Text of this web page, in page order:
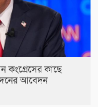
কংগ্রেসের কাছে
আবেদন